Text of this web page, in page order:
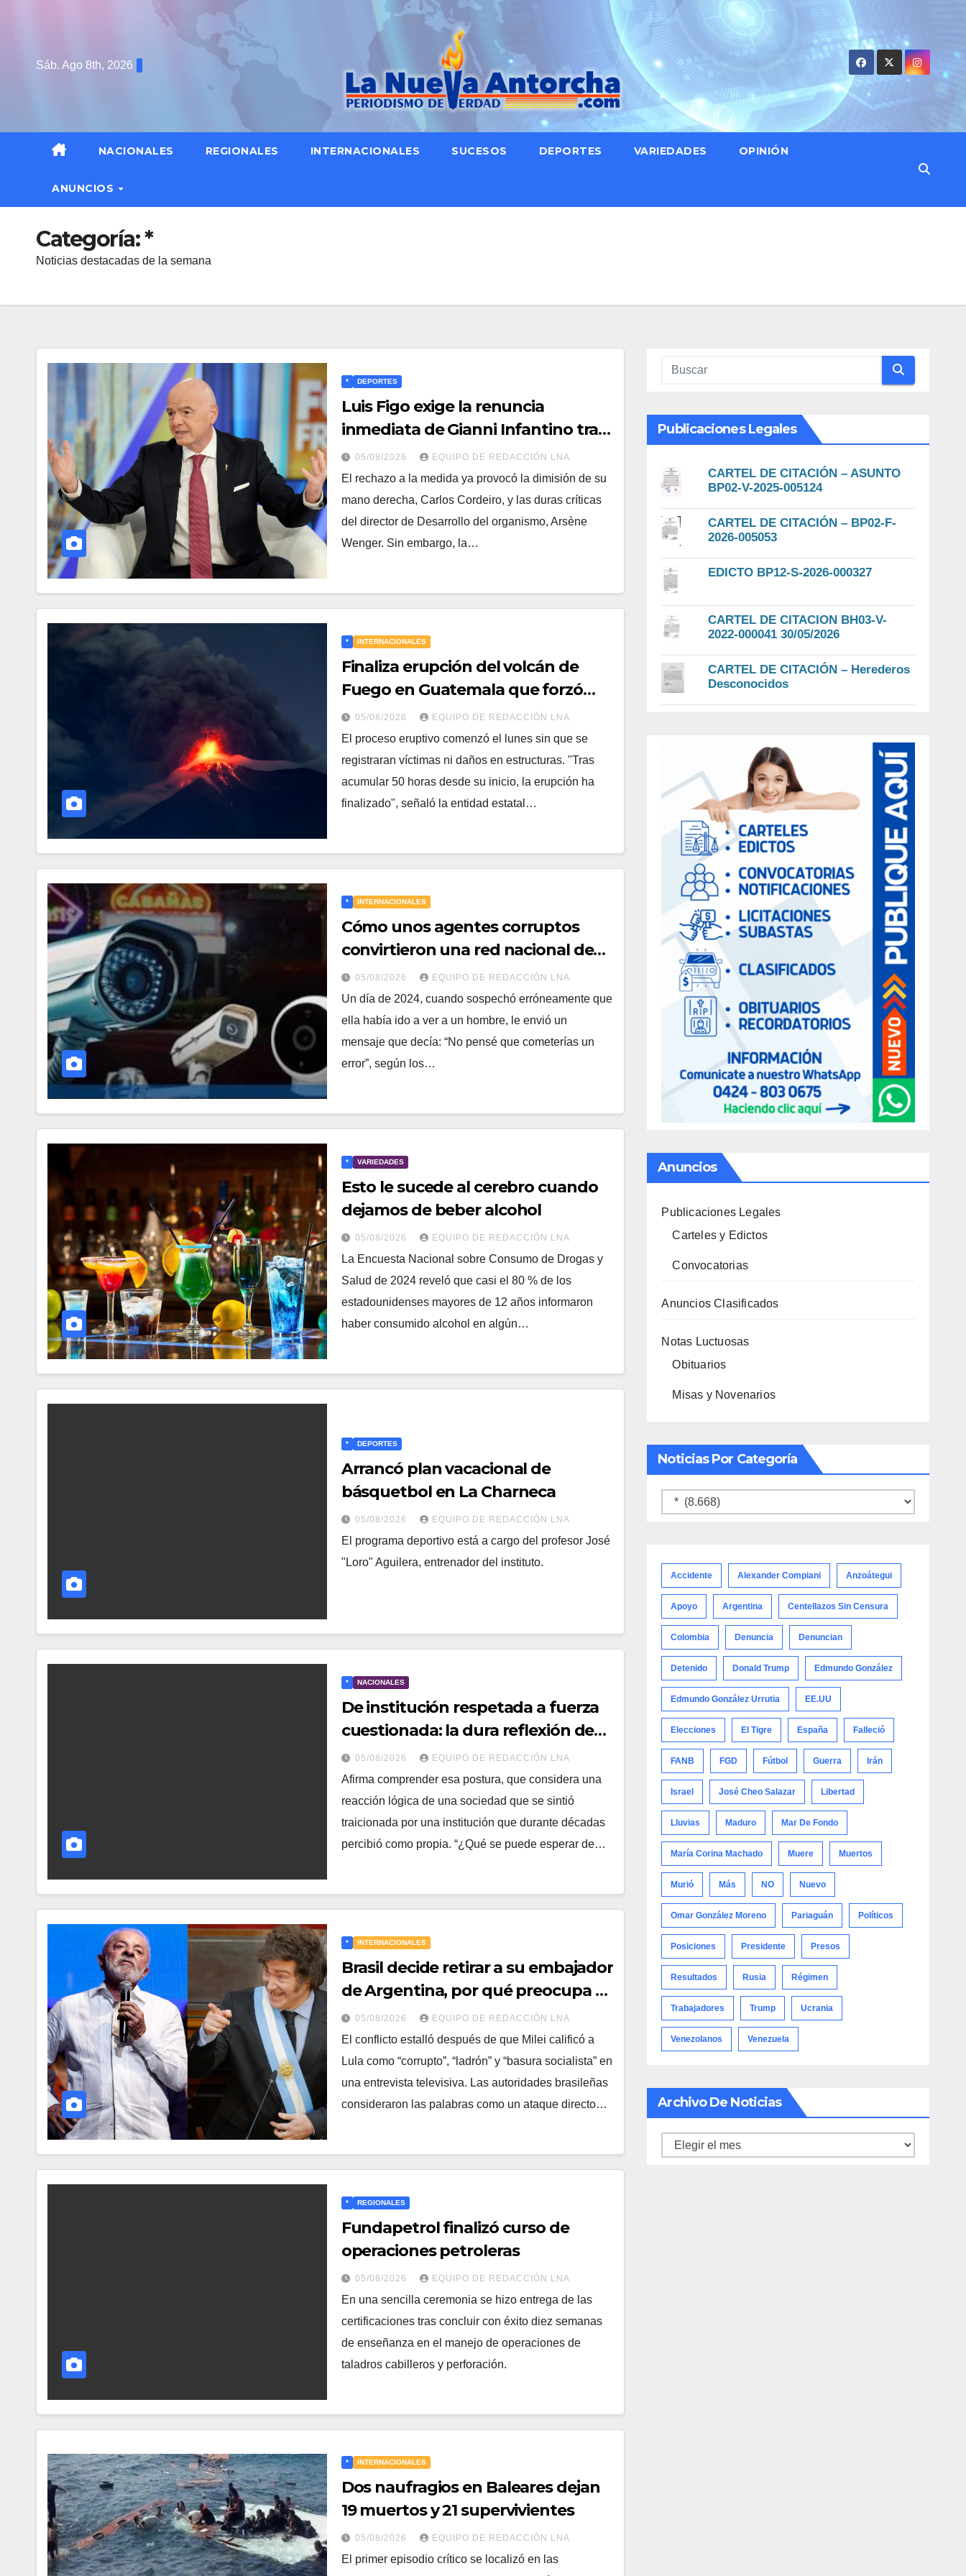
Sáb. Ago 8th, 2026
NACIONALES REGIONALES INTERNACIONALES SUCESOS DEPORTES VARIEDADES OPINIÓN
ANUNCIOS
Categoría:*
Noticias destacadas de la semana
* DEPORTES
Luis Figo exige la renuncia
inmediata de Gianni Infantino tras
el escandaloso plan para privatizar
el Mundial
05/08/2026 EQUIPO DE REDACCIÓN LNA
​El rechazo a la medida ya provocó la dimisión de su
mano derecha, Carlos Cordeiro, y las duras críticas
del director de Desarrollo del organismo, Arsène
Wenger. Sin embargo, la…
* INTERNACIONALES
Finaliza erupción del volcán de
Fuego en Guatemala que forzó
una evacuación masiva
05/08/2026 EQUIPO DE REDACCIÓN LNA
​El proceso eruptivo comenzó el lunes sin que se
registraran víctimas ni daños en estructuras. "Tras
acumular 50 horas desde su inicio, la erupción ha
finalizado", señaló la entidad estatal…
* INTERNACIONALES
Cómo unos agentes corruptos
convirtieron una red nacional de
cámaras en una herramienta de
acoso
05/08/2026 EQUIPO DE REDACCIÓN LNA
​Un día de 2024, cuando sospechó erróneamente que
ella había ido a ver a un hombre, le envió un
mensaje que decía: “No pensé que cometerías un
error”, según los…
* VARIEDADES
Esto le sucede al cerebro cuando
dejamos de beber alcohol
05/08/2026 EQUIPO DE REDACCIÓN LNA
​La Encuesta Nacional sobre Consumo de Drogas y
Salud de 2024 reveló que casi el 80 % de los
estadounidenses mayores de 12 años informaron
haber consumido alcohol en algún…
* DEPORTES
​Arrancó plan vacacional de
básquetbol en La Charneca
05/08/2026 EQUIPO DE REDACCIÓN LNA
​El programa deportivo está a cargo del profesor José
"Loro" Aguilera, entrenador del instituto.
* NACIONALES
De institución respetada a fuerza
cuestionada: la dura reflexión de
un contralmirante sobre la Fuerza
Armada Bolivariana
05/08/2026 EQUIPO DE REDACCIÓN LNA
Afirma comprender esa postura, que considera una
reacción lógica de una sociedad que se sintió
traicionada por una institución que durante décadas
percibió como propia. “¿Qué se puede esperar de…
* INTERNACIONALES
Brasil decide retirar a su embajador
de Argentina, por qué preocupa al
sector empresarial
05/08/2026 EQUIPO DE REDACCIÓN LNA
​El conflicto estalló después de que Milei calificó a
Lula como “corrupto”, “ladrón” y “basura socialista” en
una entrevista televisiva. Las autoridades brasileñas
consideraron las palabras como un ataque directo…
* REGIONALES
Fundapetrol finalizó curso de
operaciones petroleras
05/08/2026 EQUIPO DE REDACCIÓN LNA
​En una sencilla ceremonia se hizo entrega de las
certificaciones tras concluir con éxito diez semanas
de enseñanza en el manejo de operaciones de
taladros cabilleros y perforación.
* INTERNACIONALES
Dos naufragios en Baleares dejan
19 muertos y 21 supervivientes
05/08/2026 EQUIPO DE REDACCIÓN LNA
​El primer episodio crítico se localizó en las
Publicaciones Legales
CARTEL DE CITACIÓN – ASUNTO
BP02-V-2025-005124
CARTEL DE CITACIÓN – BP02-F-
2026-005053
EDICTO BP12-S-2026-000327
CARTEL DE CITACION BH03-V-
2022-000041 30/05/2026
CARTEL DE CITACIÓN – Herederos
Desconocidos
Anuncios
Publicaciones Legales
Carteles y Edictos
Convocatorias
Anuncios Clasificados
Notas Luctuosas
Obituarios
Misas y Novenarios
Noticias Por Categoría
Noticias
Accidente Alexander Compiani Anzoátegui
Apoyo Argentina Centellazos Sin Censura
Colombia Denuncia Denuncian
Detenido Donald Trump Edmundo González
Edmundo González Urrutia EE.UU
Elecciones El Tigre España Falleció
FANB FGD Fútbol Guerra Irán
Israel José Cheo Salazar Libertad
Lluvias Maduro Mar De Fondo
María Corina Machado Muere Muertos
Murió Más NO Nuevo
Omar González Moreno Pariaguán Políticos
Posiciones Presidente Presos
Resultados Rusia Régimen
Trabajadores Trump Ucrania
Venezolanos Venezuela
Archivo De Noticias
Archivo